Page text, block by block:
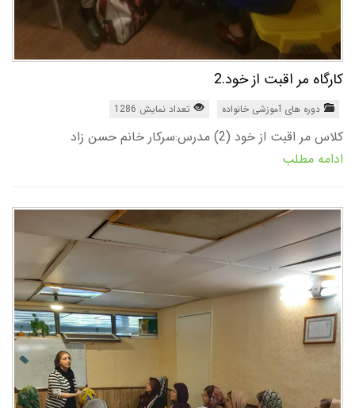
کارگاه مر اقبت از خود.2
دوره های آموزشی خانواده تعداد نمایش 1286
کلاس مر اقبت از خود (2) مدرس:سرکار خانم حسن زاد
ادامه مطلب